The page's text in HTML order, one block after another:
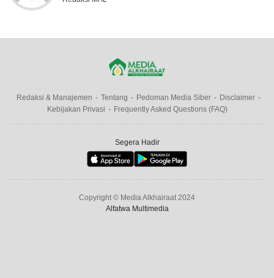
Redaksi & Manajemen Tentang Pedoman Media Siber
Disclaimer
Kebijakan Privasi
Frequently Asked Questions (FAQ)
Segera Hadir
Copyright © Media Alkhairaat 2024
Alfatwa Multimedia